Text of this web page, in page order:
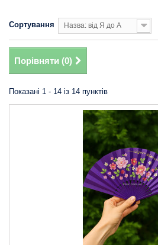
Сортування Назва: від Я до А
Порівняти (0)
Показані 1 - 14 із 14 пунктів